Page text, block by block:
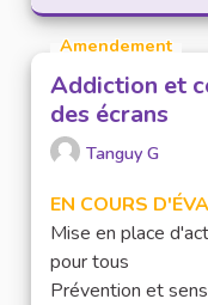
Amendement
Addiction et
des écrans
Tanguy G
EN COURS
Mise en place
pour tous
Prévention et